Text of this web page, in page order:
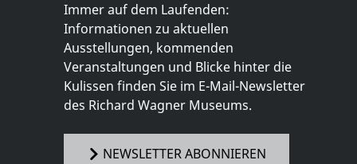
Immer auf dem Laufenden:
Informationen zu aktuellen
Ausstellungen, kommenden
Veranstaltungen und Blicke hinter die
Kulissen finden Sie im E-Mail-Newsletter
des Richard Wagner Museums.
NEWSLETTER ABONNIEREN